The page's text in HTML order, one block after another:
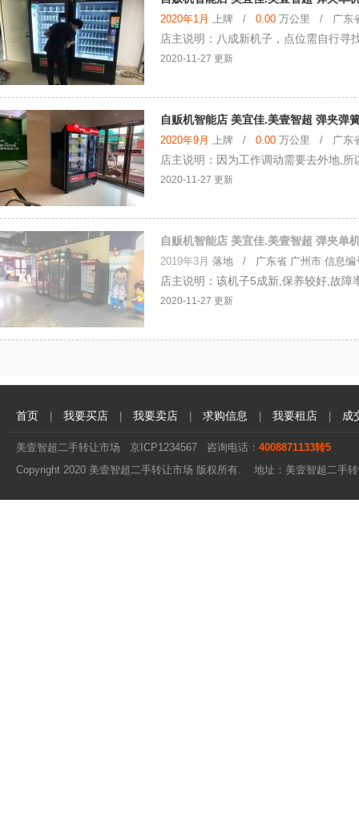
2020年1月 上牌 / 0.00 万公里 / 广东省
店主说明：八成新机子，点位需自行寻
2020-11-27 更新
自贩机智能店 美宜佳.美壹智超 弹夹弹
2020年9月 上牌 / 0.00 万公里 / 广东省
店主说明：因为工作调动需要去外地,
2020-11-27 更新
自贩机智能店 美宜佳.美壹智超 弹夹单
2019年3月 落地 / 广东省 广州市 信息编
店主说明：该机子5成新,保养较好,故
2020-11-27 更新
首页 我要买店 我要卖店 求购信息 我要租店 成
美壹智超二手转让市场 京ICP1234567 咨询电话： 4008871133转5
Copyright 2020 美壹智超二手转让市场 版权所有. 地址：美壹智超二手